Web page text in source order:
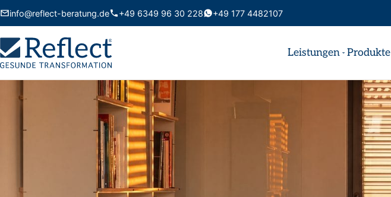
info@reflect-beratung.de +49 6349 96 30 228 +49 177 4482107
Leistungen Produkte